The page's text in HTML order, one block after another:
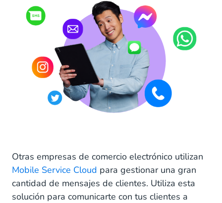
Otras empresas de comercio electrónico utilizan
Mobile Service Cloud para gestionar una gran
cantidad de mensajes de clientes. Utiliza esta
solución para comunicarte con tus clientes a